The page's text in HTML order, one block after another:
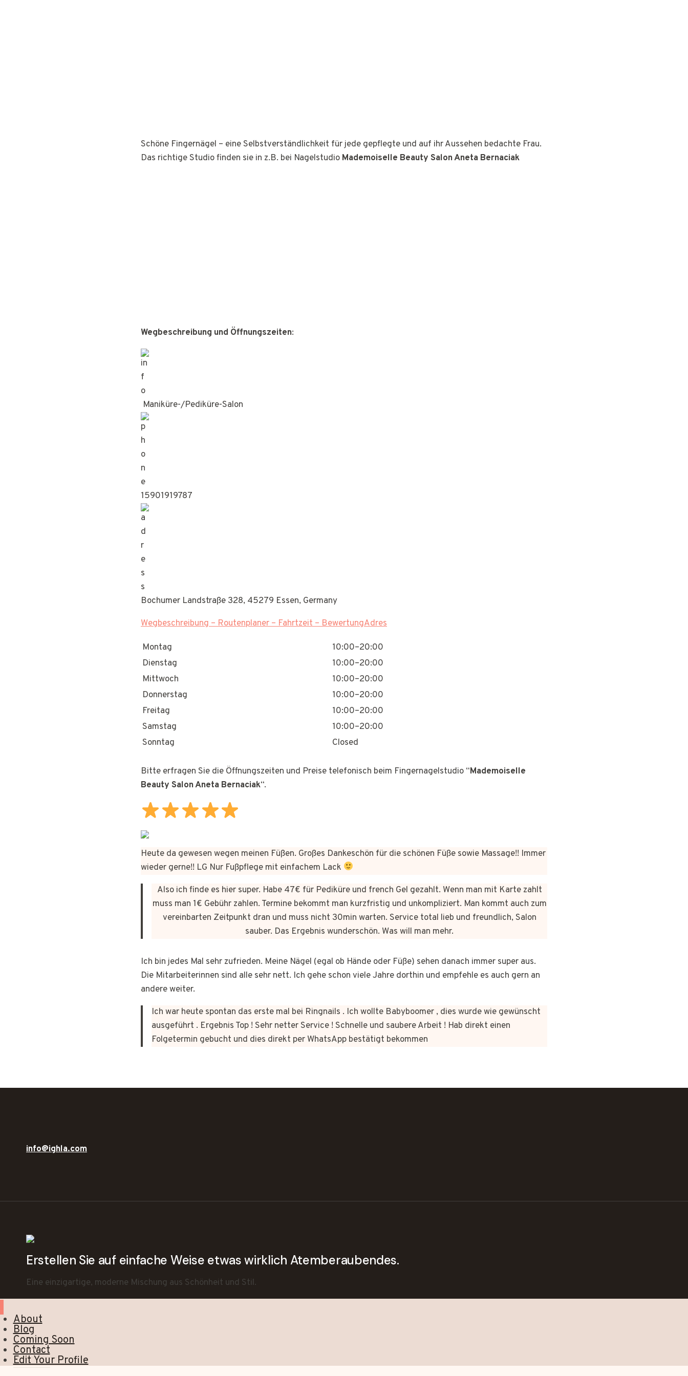
Schöne Fingernägel – eine Selbstverständlichkeit für jede gepflegte und auf ihr Aussehen bedachte Frau.
Das richtige Studio finden sie in z.B. bei Nagelstudio Mademoiselle Beauty Salon Aneta Bernaciak
Wegbeschreibung und Öffnungszeiten:
Maniküre-/Pediküre-Salon
15901919787
Bochumer Landstraße 328, 45279 Essen, Germany
Wegbeschreibung – Routenplaner – Fahrtzeit – BewertungAdres
Montag
10:00–20:00
Dienstag
10:00–20:00
Mittwoch
10:00–20:00
Donnerstag
10:00–20:00
Freitag
10:00–20:00
Samstag
10:00–20:00
Sonntag
Closed
Bitte erfragen Sie die Öffnungszeiten und Preise telefonisch beim Fingernagelstudio “Mademoiselle
Beauty Salon Aneta Bernaciak“.
Heute da gewesen wegen meinen Füßen. Großes Dankeschön für die schönen Füße sowie Massage!! Immer
wieder gerne!! LG Nur Fußpflege mit einfachem Lack
Also ich finde es hier super. Habe 47€ für Pediküre und french Gel gezahlt. Wenn man mit Karte zahlt
muss man 1€ Gebühr zahlen. Termine bekommt man kurzfristig und unkompliziert. Man kommt auch zum
vereinbarten Zeitpunkt dran und muss nicht 30min warten. Service total lieb und freundlich, Salon
sauber. Das Ergebnis wunderschön. Was will man mehr.
Ich bin jedes Mal sehr zufrieden. Meine Nägel (egal ob Hände oder Füße) sehen danach immer super aus.
Die Mitarbeiterinnen sind alle sehr nett. Ich gehe schon viele Jahre dorthin und empfehle es auch gern an
andere weiter.
Ich war heute spontan das erste mal bei Ringnails . Ich wollte Babyboomer , dies wurde wie gewünscht
ausgeführt . Ergebnis Top ! Sehr netter Service ! Schnelle und saubere Arbeit ! Hab direkt einen
Folgetermin gebucht und dies direkt per WhatsApp bestätigt bekommen
info@ighla.com
Erstellen Sie auf einfache Weise etwas wirklich Atemberaubendes.
Eine einzigartige, moderne Mischung aus Schönheit und Stil.
About
Blog
Coming Soon
Contact
Edit Your Profile